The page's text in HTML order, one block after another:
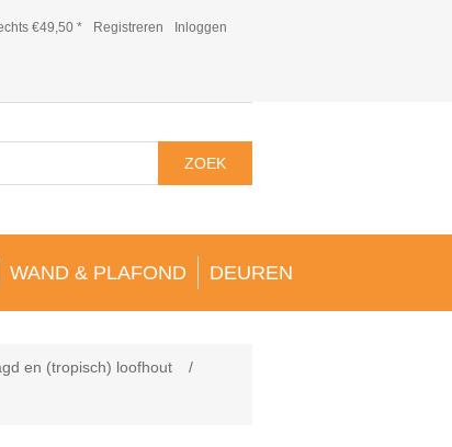
€49,50 * Registreren Inloggen
ZOEK
WAND & PLAFOND DEUREN
en (tropisch) loofhout
/